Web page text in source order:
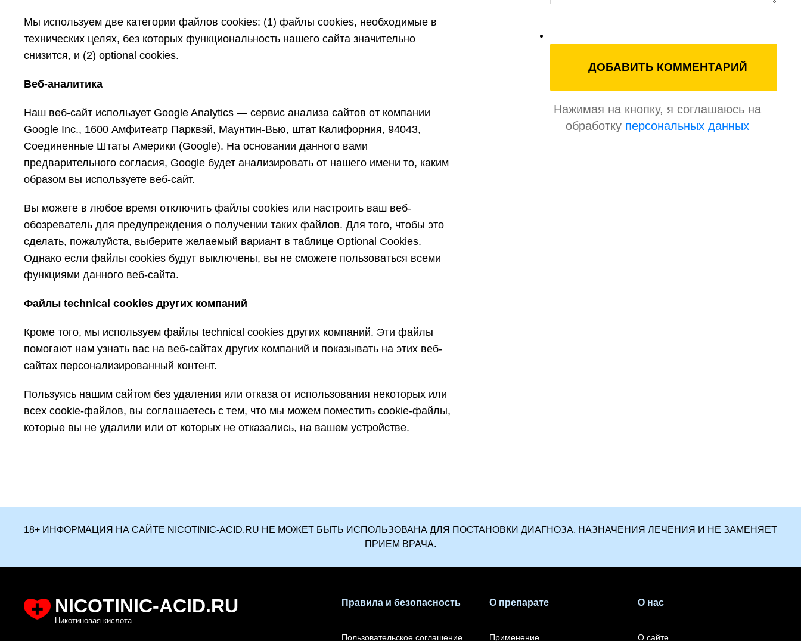
Мы используем две категории файлов cookies: (1) файлы cookies, необходимые в
технических целях, без которых функциональность нашего сайта значительно
снизится, и (2) optional cookies.
Веб-аналитика
Наш веб-сайт использует Google Analytics — сервис анализа сайтов от компании
Google Inc., 1600 Амфитеатр Парквэй, Маунтин-Вью, штат Калифорния, 94043,
Соединенные Штаты Америки (Google). На основании данного вами
предварительного согласия, Google будет анализировать от нашего имени то, каким
образом вы используете веб-сайт.
Вы можете в любое время отключить файлы cookies или настроить ваш веб-
обозреватель для предупреждения о получении таких файлов. Для того, чтобы это
сделать, пожалуйста, выберите желаемый вариант в таблице Optional Cookies.
Однако если файлы cookies будут выключены, вы не сможете пользоваться всеми
функциями данного веб-сайта.
Файлы technical cookies других компаний
Кроме того, мы используем файлы technical cookies других компаний. Эти файлы
помогают нам узнать вас на веб-сайтах других компаний и показывать на этих веб-
сайтах персонализированный контент.
Пользуясь нашим сайтом без удаления или отказа от использования некоторых или
всех cookie-файлов, вы соглашаетесь с тем, что мы можем поместить cookie-файлы,
которые вы не удалили или от которых не отказались, на вашем устройстве.
Нажимая на кнопку, я соглашаюсь на
обработку персональных данных
18+ ИНФОРМАЦИЯ НА САЙТЕ NICOTINIC-ACID.RU НЕ МОЖЕТ БЫТЬ ИСПОЛЬЗОВАНА ДЛЯ ПОСТАНОВКИ ДИАГНОЗА, НАЗНАЧЕНИЯ ЛЕЧЕНИЯ И НЕ ЗАМЕНЯЕТ
ПРИЕМ ВРАЧА.
NICOTINIC-ACID.RU
Никотиновая кислота
Правила и безопасность
Пользовательское соглашение
О препарате
Применение
О нас
О сайте